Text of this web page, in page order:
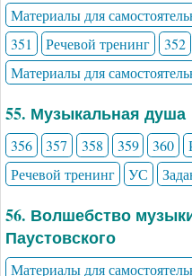
Материалы для
351
Речевой тренинг 352
Материалы для
55. Музыкальная душа
356 357 358 359 360
Речевой тренинг
УС
56. Волшебство
Паустовского
Материалы для